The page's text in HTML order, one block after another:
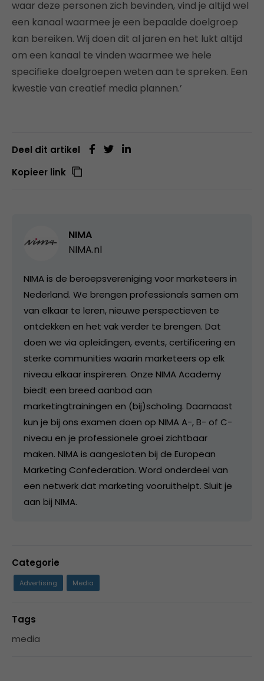
waar deze personen zich bevinden, vind je altijd wel
een kanaal waarmee je een bepaalde doelgroep
kan bereiken. Wij doen dit al jaren en het lukt altijd
om een kanaal te vinden waarmee we hele
specifieke doelgroepen weten aan te spreken. Een
kwestie van creatief media plannen.’
Deel dit artikel
Kopieer link
NIMA
NIMA.nl
NIMA is de beroepsvereniging voor marketeers in
Nederland. We brengen professionals samen om
van elkaar te leren, nieuwe perspectieven te
ontdekken en het vak verder te brengen. Dat
doen we via opleidingen, events, certificering en
sterke communities waarin marketeers op elk
niveau elkaar inspireren. Onze NIMA Academy
biedt een breed aanbod aan
marketingtrainingen en (bij)scholing. Daarnaast
kun je bij ons examen doen op NIMA A-, B- of C-
niveau en je professionele groei zichtbaar
maken. NIMA is aangesloten bij de European
Marketing Confederation. Word onderdeel van
een netwerk dat marketing vooruithelpt. Sluit je
aan bij NIMA.
Categorie
Advertising Media
Tags
media